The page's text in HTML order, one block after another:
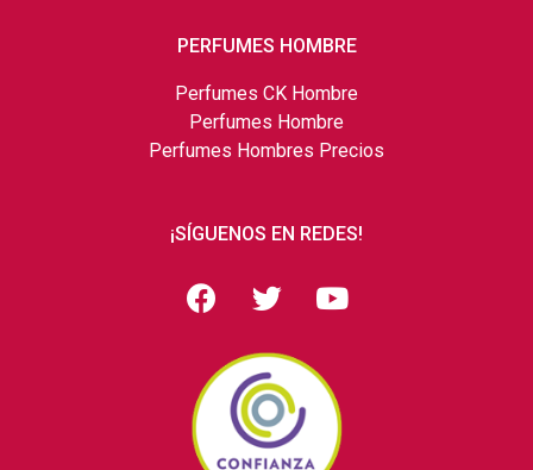
PERFUMES HOMBRE
Perfumes CK Hombre
Perfumes Hombre
Perfumes Hombres Precios
¡SÍGUENOS EN REDES!